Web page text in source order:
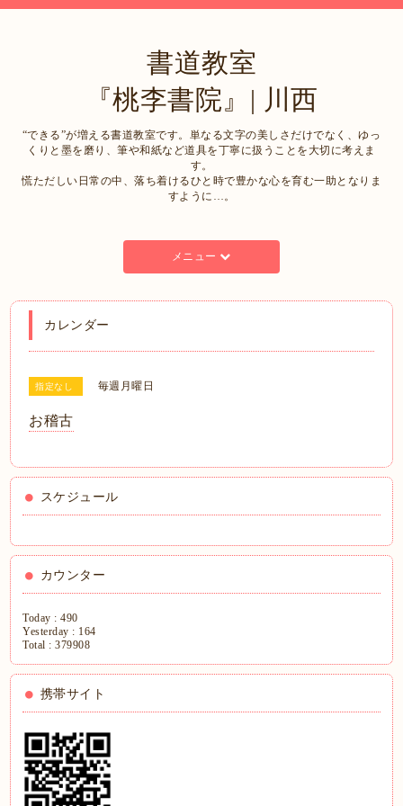
書道教室
『桃李書院』| 川西
“できる”が増える書道教室です。単なる文字の美しさだけでなく、ゆっ
くりと墨を磨り、筆や和紙など道具を丁寧に扱うことを大切に考えま
す。
慌ただしい日常の中、落ち着けるひと時で豊かな心を育む一助となりま
すように…。
メニュー
カレンダー
指定なし 毎週月曜日
お稽古
スケジュール
カウンター
Today :490
Yesterday : 164
Total :379908
携帯サイト